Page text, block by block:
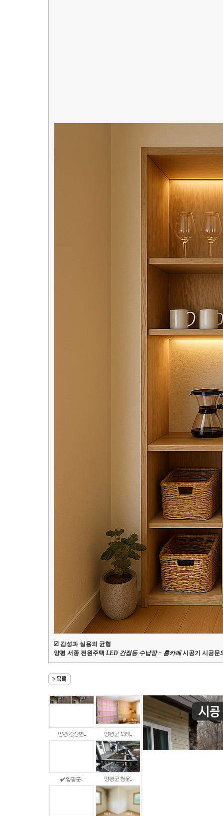
☑️ 감성과 실용의 균형
양평 서종 전원주택 LED 간접등 수납장 + 홈카페시공기 시공문
양평 강상면.. 양평군 오래..
✔️ 양평군.. 양평군 청운..